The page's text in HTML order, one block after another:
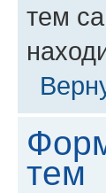
тем
тем